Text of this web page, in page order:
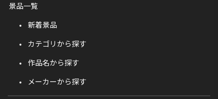
景品一覧
新着景品
カテゴリから探す
作品名から探す
メーカーから探す